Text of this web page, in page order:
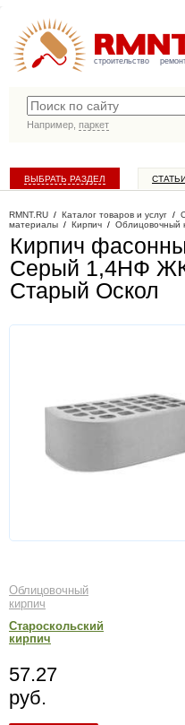
строительство
Например, паркет
ВЫБРАТЬ РАЗДЕЛ
RMNT.RU / Каталог товаров и услуг /
материалы / Кирпич / Облицовочный
Кирпич
Серый 1,4НФ
Старый Оскол
Облицовочный
кирпич
Староскольский
кирпич
57.27
руб.